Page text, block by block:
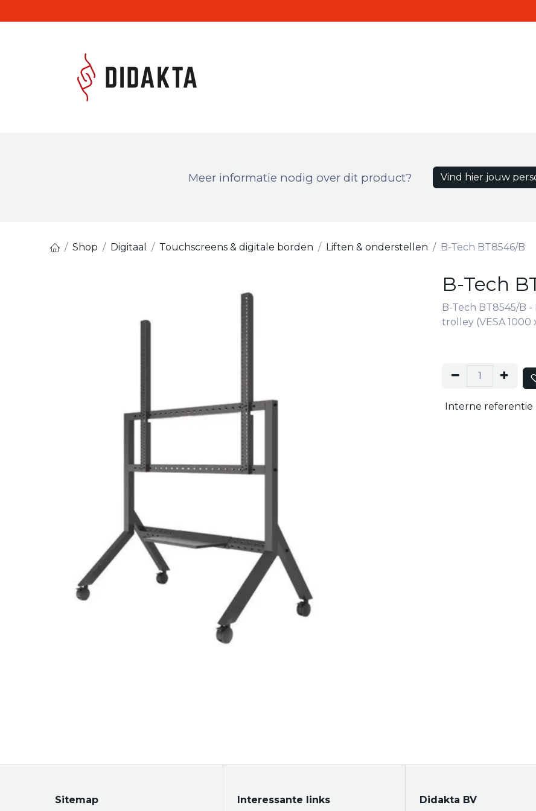
Meer informatie nodig over dit product? Vind hier jouw
Shop Digitaal Touchscreens & digitale borden Liften & onderstellen B-Tech BT8546/B
B-Tech
B-Tech BT8545/B
trolley (VESA 1000
Interne referentie
Sitemap Interessante links Didakta BV